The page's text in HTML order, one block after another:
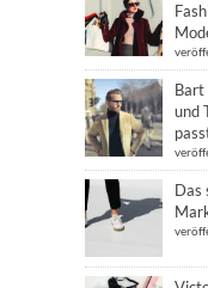
Bart
und
Das